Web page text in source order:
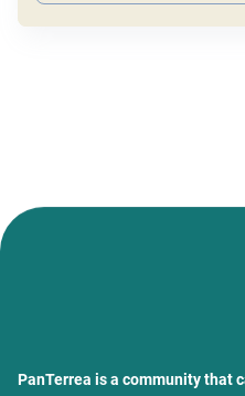
PanTerrea is a community that